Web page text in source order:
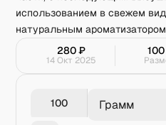
использованием в свежем
натуральным
280₽
14 Окт 2025
100
Грамм